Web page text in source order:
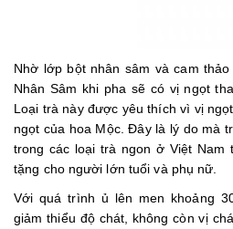
Nhờ lớp bột nhân sâm và cam
Nhân Sâm khi pha sẽ có vị ngọt
Loại trà này được yêu thích vì vị
ngọt của hoa Mộc. Đây là lý do mà
trong các loại trà ngon ở Việt Nam
tặng cho người lớn tuổi và phụ nữ.
Với quá trình ủ lên men khoảng
giảm thiểu độ chát, không còn vị